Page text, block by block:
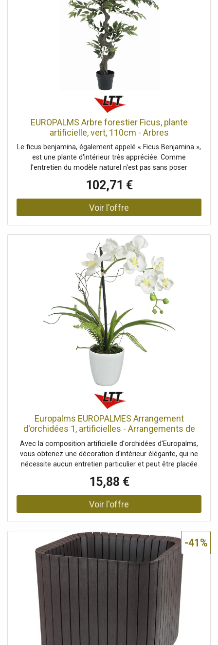
intérieur Tronc artificiel, Moulable, L'article est livré prêt à
être installé., Convient pour une utilisation en extérieur,
Avec des feuilles réalistes de couleur vert foncé, Avec 19
frondes réalistes, Coffre: 2 x tronc artificiel, Configuration:
Moulable, Position debout/fixation: Pot de jardin recouvert
de mousse, Couleur: Vert, Feuillage: 19 frontsMatériau:
plastique, Style de décoration: Tropiques, ambiance
méditerranéenne, Saison: Printemps, été, Dimensions:
Longueur: 24 cmLargeur: 24 cmHauteur: 120 cm, Poids:
3,70 kg
EUROPALMS Arbre forestier Ficus, plante
artificielle, vert, 110cm - Arbres
Le ficus benjamina, également appelé « Ficus Benjamina »,
est une plante d'intérieur très appréciée. Comme
l'entretien du modèle naturel n'est pas sans poser
alternative avec le ficus forestier: cet arbre artificiel ne
craint ni les changements d'emplacement ni les
conditions d'éclairage difficiles. Sa couronne
naturellement structurée et ses petites pousses latérales
ovales pointues en textile. Le tronc courbé est en
plastique. Le ficus artificiel a une hauteur totale d'environ
110 cm et est livré dans un pot de jardinier noir qui lui
assure une bonne stabilité lorsqu'il est placé dans un
cache-pot.Arbre de la forêt de ficus Tronc artificiel,
L'article est livré prêt à être installé., Avec des feuilles
réalistes de couleur verte, Coffre: 1 x tronc artificiel,
Position debout/fixation: Pot de jardinage, Couleur: Vert,
Feuillage: Matériau: textile, Style de décoration: Bois et
prairies, plante d'intérieur, Dimensions: Hauteur: 110 cm,
Poids: 4,10 kg
102,71 €
Europalms EUROPALMES Arrangement
d'orchidées 1, artificielles - Arrangements de
plantes
Avec la composition artificielle d'orchidées d'Europalms,
vous obtenez une décoration d'intérieur élégante, qui ne
nécessite aucun entretien particulier et peut être placée
adaptée à la décoration des fenêtres ou des comptoirs
dans les espaces privés et professionnels. La
composition, d'une hauteur totale de 62 cm, se compose
d'une tige avec de belles fleurs blanches en tissu et des
d'orchidée étroites et des racines aériennes complètent
l'aspect réaliste. La plante est livrée dans un pot décoratif
blanc, agrémenté de feuilles de fougère et d'un couvre-sol
en mousse artificielle.Orchidée dans un pot décoratif
L'article est livré prêt à être installé., Avec des feuilles
réalistes de couleur vert clair, Environ 8 fleurs blanches
magnifiques, Haute qualité, Position debout/fixation:
Jardinière design recouverte de mousse, Couleur: Blanc,
Feuillage: Matériau: textile, Fleurs: Pièces: environ 8
piècesCouleur: blancP(matériau: )textile, Style de
décoration: Tropiques, plante d'intérieur, Dimensions:
15,88 €
-41%